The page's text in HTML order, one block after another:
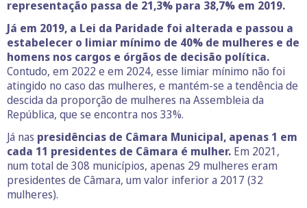
representação passa de 21,3% para 38,7% em 2019.
Já em 2019, a Lei da Paridade foi alterada e passou a
estabelecer o limiar mínimo de 40% de mulheres e de
homens nos cargos e órgãos de decisão política.
Contudo, em 2022 e em 2024, esse limiar mínimo não foi
atingido no caso das mulheres, e mantém-se a tendência de
descida da proporção de mulheres na Assembleia da
República, que se encontra nos 33%.
Já nas presidências de Câmara Municipal, apenas 1 em
cada 11 presidentes de Câmara é mulher. Em 2021,
num total de 308 municípios, apenas 29 mulheres eram
presidentes de Câmara, um valor inferior a 2017 (32
mulheres).